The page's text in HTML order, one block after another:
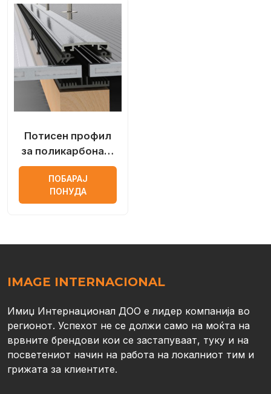
Потисен профил
за поликарбонат-
горен
ПОБАРАЈ
ПОНУДА
IMAGE INTERNACIONAL
Имиџ Интернационал ДОО е лидер компанија во
регионот. Успехот не се должи само на моќта на
врвните брендови кои се застапуваат, туку и на
посветениот начин на работа на локалниот тим и
грижата за клиентите.